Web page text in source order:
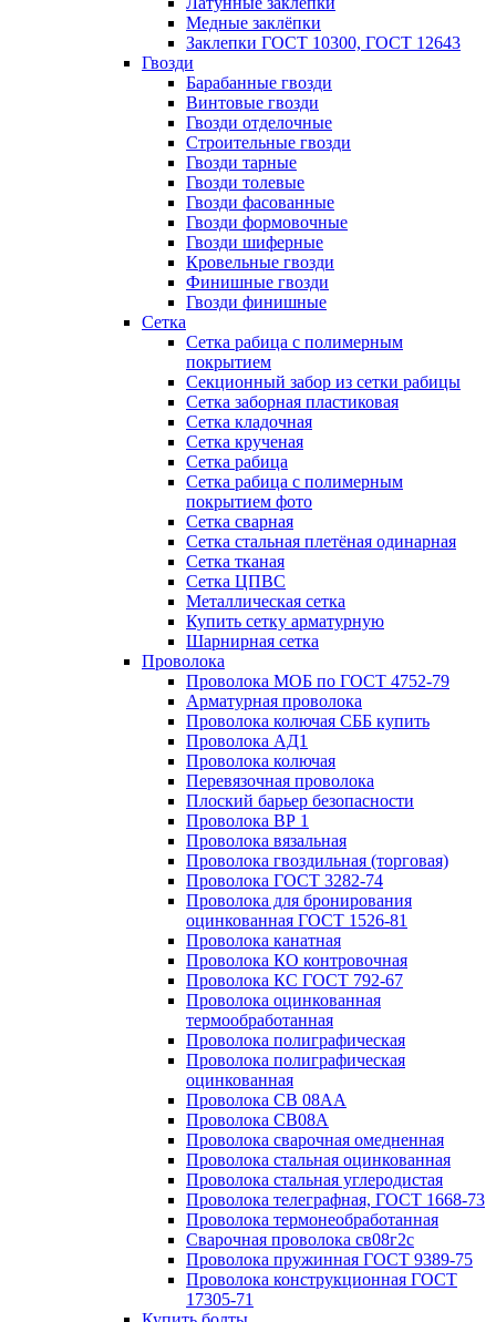
Медные заклёпки
Заклепки ГОСТ 10300, ГОСТ 12643
Гвозди
Барабанные гвозди
Винтовые гвозди
Гвозди отделочные
Строительные гвозди
Гвозди тарные
Гвозди толевые
Гвозди фасованные
Гвозди формовочные
Гвозди шиферные
Кровельные гвозди
Финишные гвозди
Гвозди финишные
Сетка
Сетка рабица с полимерным
покрытием
Секционный забор из сетки рабицы
Сетка заборная пластиковая
Сетка кладочная
Сетка крученая
Сетка рабица
Сетка рабица с полимерным
покрытием фото
Сетка сварная
Сетка стальная плетёная одинарная
Сетка тканая
Сетка ЦПВС
Металлическая сетка
Купить сетку арматурную
Шарнирная сетка
Проволока
Проволока МОБ по ГОСТ 4752-79
Арматурная проволока
Проволока колючая СББ купить
Проволока АД1
Проволока колючая
Перевязочная проволока
Плоский барьер безопасности
Проволока ВР 1
Проволока вязальная
Проволока гвоздильная (торговая)
Проволока ГОСТ 3282-74
Проволока для бронирования
оцинкованная ГОСТ 1526-81
Проволока канатная
Проволока КО контровочная
Проволока КС ГОСТ 792-67
Проволока оцинкованная
термообработанная
Проволока полиграфическая
Проволока полиграфическая
оцинкованная
Проволока СВ 08АА
Проволока СВ08А
Проволока сварочная омедненная
Проволока стальная оцинкованная
Проволока стальная углеродистая
Проволока телеграфная, ГОСТ 1668-73
Проволока термонеобработанная
Сварочная проволока св08г2с
Проволока пружинная ГОСТ 9389-75
Проволока конструкционная ГОСТ
17305-71